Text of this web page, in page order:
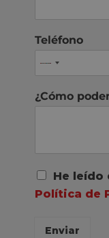
Teléfono
¿Cómo
A
c
u
He leído
Política de
Enviar